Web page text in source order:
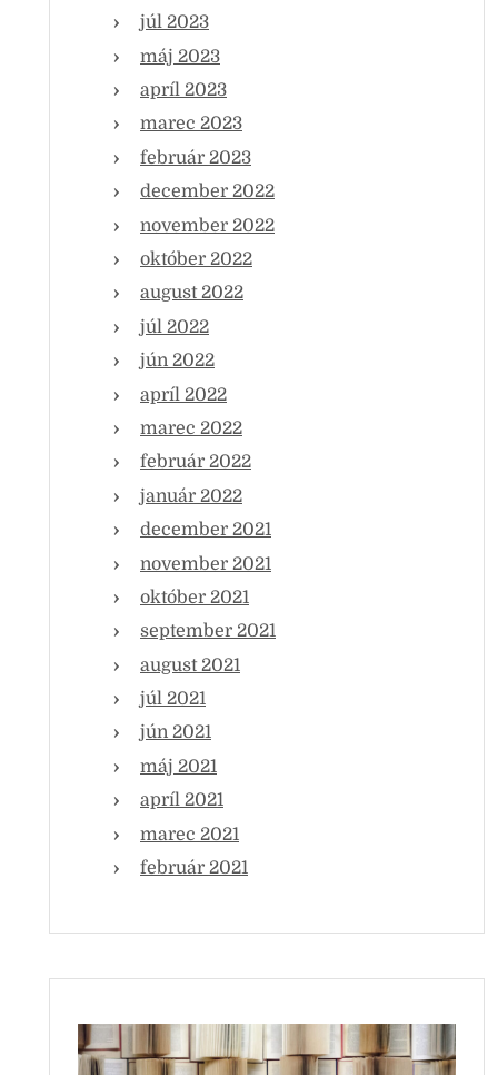
júl 2023
máj 2023
apríl 2023
marec 2023
február 2023
december 2022
november 2022
október 2022
august 2022
júl 2022
jún 2022
apríl 2022
marec 2022
február 2022
január 2022
december 2021
november 2021
október 2021
september 2021
august 2021
júl 2021
jún 2021
máj 2021
apríl 2021
marec 2021
február 2021